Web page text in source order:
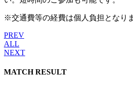
※交通費等の経費は個人負担となり
PREV
ALL
NEXT
MATCH RESULT